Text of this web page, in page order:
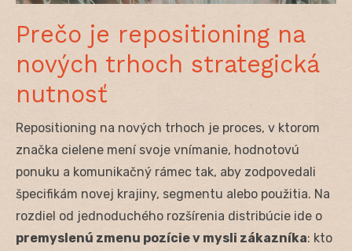
Prečo je repositioning na
nových trhoch strategická
nutnosť
Repositioning na nových trhoch je proces, v ktorom
značka cielene mení svoje vnímanie, hodnotovú
ponuku a komunikačný rámec tak, aby zodpovedali
špecifikám novej krajiny, segmentu alebo použitia. Na
rozdiel od jednoduchého rozšírenia distribúcie ide o
premyslenú zmenu pozície v mysli zákazníka: kto